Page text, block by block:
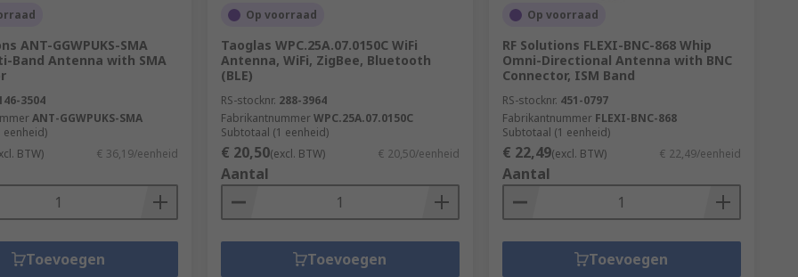
ANT-GGWPUKS-SMA
Band Antenna with SMA
3504
ANT-GGWPUKS-SMA
eenheid)
BTW) € 36,19/eenheid
Toevoegen
Op voorraad
Taoglas WPC.25A.07.0150C WiFi
Antenna, WiFi, ZigBee, Bluetooth
(BLE)
RS-stocknr. 288-3964
FabrikantnummerWPC.25A.07.0150C
Subtotaal (1 eenheid)
€ 20,50(excl. BTW) € 20,50/eenheid
Aantal
Toevoegen
Op voorraad
RF Solutions FLEXI-BNC-868 Whip
Omni-Directional Antenna with BNC
Connector, ISM Band
RS-stocknr. 451-0797
Fabrikantnummer FLEXI-BNC-868
Subtotaal (1 eenheid)
€ 22,49(excl. BTW) € 22,49/eenheid
Aantal
Toevoegen